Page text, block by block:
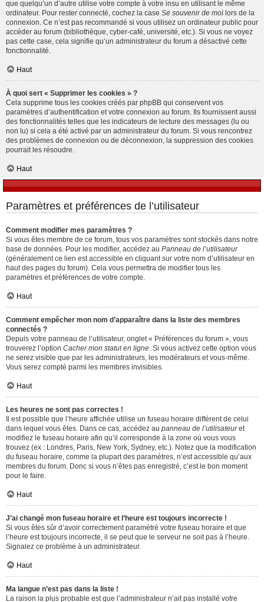
que quelqu’un d’autre utilise votre compte à votre insu en utilisant le même
ordinateur. Pour rester connecté, cochez la case Se souvenir de moi lors de la
connexion. Ce n’est pas recommandé si vous utilisez un ordinateur public pour
accéder au forum (bibliothèque, cyber-café, université, etc.). Si vous ne voyez
pas cette case, cela signifie qu’un administrateur du forum a désactivé cette
fonctionnalité.
Haut
À quoi sert « Supprimer les cookies » ?
Cela supprime tous les cookies créés par phpBB qui conservent vos
paramètres d’authentification et votre connexion au forum. Ils fournissent aussi
des fonctionnalités telles que les indicateurs de lecture des messages (lu ou
non lu) si cela a été activé par un administrateur du forum. Si vous rencontrez
des problèmes de connexion ou de déconnexion, la suppression des cookies
pourrait les résoudre.
Haut
Paramètres et préférences de l’utilisateur
Comment modifier mes paramètres ?
Si vous êtes membre de ce forum, tous vos paramètres sont stockés dans notre
base de données. Pour les modifier, accédez au Panneau de l’utilisateur
(généralement ce lien est accessible en cliquant sur votre nom d’utilisateur en
haut des pages du forum). Cela vous permettra de modifier tous les
paramètres et préférences de votre compte.
Haut
Comment empêcher mon nom d’apparaître dans la liste des membres
connectés ?
Depuis votre panneau de l’utilisateur, onglet « Préférences du forum », vous
trouverez l’option Cacher mon statut en ligne . Si vous activez cette option vous
ne serez visible que par les administrateurs, les modérateurs et vous-même.
Vous serez compté parmi les membres invisibles.
Haut
Les heures ne sont pas correctes !
Il est possible que l’heure affichée utilise un fuseau horaire différent de celui
dans lequel vous êtes. Dans ce cas, accédez au panneau de l’utilisateuret
modifiez le fuseau horaire afin qu’il corresponde à la zone où vous vous
trouvez (ex : Londres, Paris, New York, Sydney, etc.). Notez que la modification
du fuseau horaire, comme la plupart des paramètres, n’est accessible qu’aux
membres du forum. Donc si vous n’êtes pas enregistré, c’est le bon moment
pour le faire.
Haut
J’ai changé mon fuseau horaire et l’heure est toujours incorrecte !
Si vous êtes sûr d’avoir correctement paramétré votre fuseau horaire et que
l’heure est toujours incorrecte, il se peut que le serveur ne soit pas à l’heure.
Signalez ce problème à un administrateur.
Haut
Ma langue n’est pas dans la liste !
La raison la plus probable est que l’administrateur n’ait pas installé votre